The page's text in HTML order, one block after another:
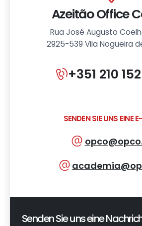
Azeitão Office
Rua José Augusto
2925-539 Vila Nogueira
+351 210
SENDEN SIE UNS EINE
Senden Sie uns eine